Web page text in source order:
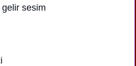
gelir sesim